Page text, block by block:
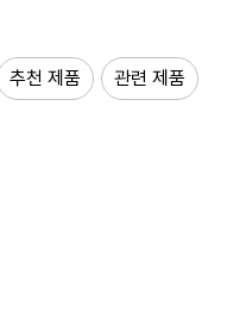
추천 제품 관련 제품